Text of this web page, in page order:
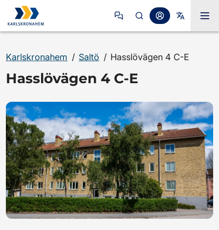
Karlskronahem / Saltö / Hasslövägen 4 C-E
Hasslövägen 4 C-E